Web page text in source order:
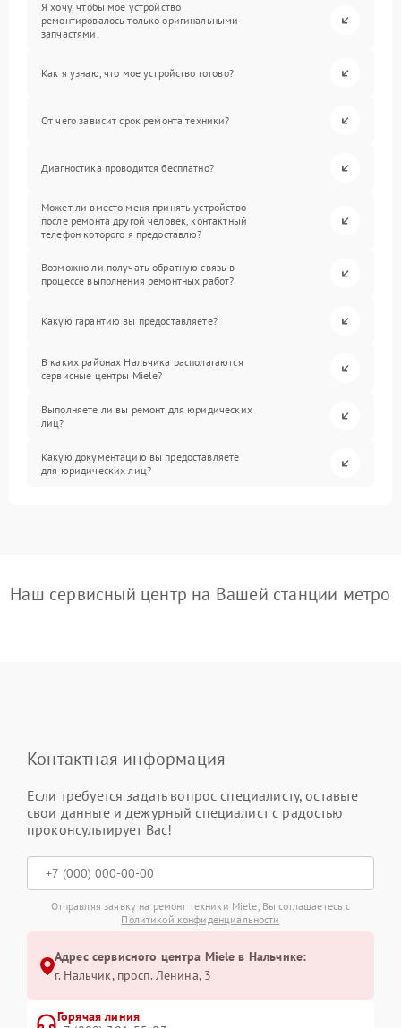
Я хочу, чтобы мое устройство
ремонтировалось только оригинальными
запчастями.
Как я узнаю, что мое устройство готово?
От чего зависит срок ремонта техники?
Диагностика проводится бесплатно?
Может ли вместо меня принять устройство
после ремонта другой человек, контактный
телефон которого я предоставлю?
Возможно ли получать обратную связь в
процессе выполнения ремонтных работ?
Какую гарантию вы предоставляете?
В каких районах Нальчика располагаются
сервисные центры Miele?
Выполняете ли вы ремонт для юридических
лиц?
Какую документацию вы предоставляете
для юридических лиц?
Наш сервисный центр на Вашей станции метро
Контактная информация
Если требуется задать вопрос специалисту, оставьте
свои данные и дежурный специалист с радостью
проконсультирует Вас!
Отправляя заявку на ремонт техники Miele, Вы соглашаетесь с
Политикой конфиденциальности
Адрес сервисного центра Miele в Нальчике:
г. Нальчик, просп. Ленина, 3
Горячая линия